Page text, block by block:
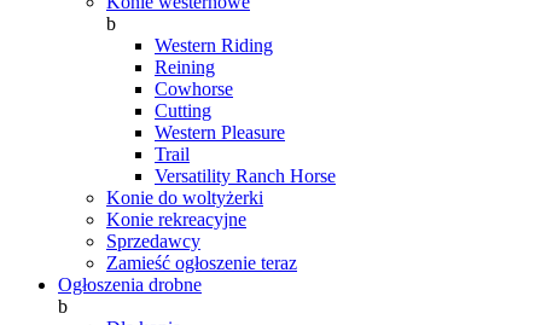
b
Western Riding
Reining
Cowhorse
Cutting
Western Pleasure
Trail
Versatility Ranch Horse
Konie do woltyżerki
Konie rekreacyjne
Sprzedawcy
Zamieść ogłoszenie teraz
Ogłoszenia drobne
b